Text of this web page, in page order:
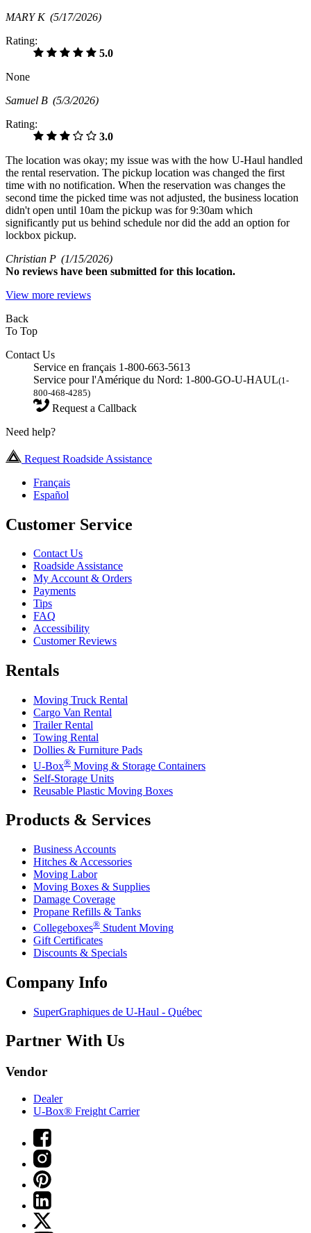
MARY K (5/17/2026)
Rating:
5.0
None
Samuel B (5/3/2026)
Rating:
3.0
The location was okay; my issue was with the how U-Haul handled
the rental reservation. The pickup location was changed the first
time with no notification. When the reservation was changes the
second time the picked time was not adjusted, the business location
didn't open until 10am the pickup was for 9:30am which
significantly put us behind schedule nor did the add an option for
lockbox pickup.
Christian P (1/15/2026)
No reviews have been submitted for this location.
View more reviews
Back
To Top
Contact Us
Service en français 1-800-663-5613
Service pour l'Amérique du Nord: 1-800-GO-U-HAUL(1-
800-468-4285)
Request a Callback
Need help?
Request Roadside Assistance
Français
Español
Customer Service
Contact Us
Roadside Assistance
My Account & Orders
Payments
Tips
FAQ
Accessibility
Customer Reviews
Rentals
Moving Truck Rental
Cargo Van Rental
Trailer Rental
Towing Rental
Dollies & Furniture Pads
U-Box® Moving & Storage Containers
Self-Storage Units
Reusable Plastic Moving Boxes
Products & Services
Business Accounts
Hitches & Accessories
Moving Labor
Moving Boxes & Supplies
Damage Coverage
Propane Refills & Tanks
Collegeboxes® Student Moving
Gift Certificates
Discounts & Specials
Company Info
SuperGraphiques de U-Haul - Québec
Partner With Us
Vendor
Dealer
U-Box® Freight Carrier